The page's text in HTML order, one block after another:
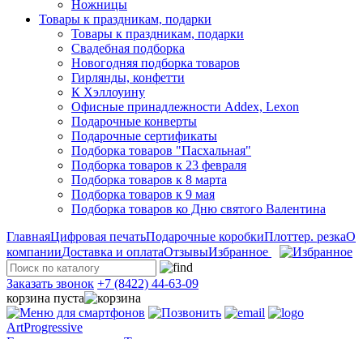
Ножницы
Товары к праздникам, подарки
Товары к праздникам, подарки
Свадебная подборка
Новогодняя подборка товаров
Гирлянды, конфетти
К Хэллоуину
Офисные принадлежности Addex, Lexon
Подарочные конверты
Подарочные сертификаты
Подборка товаров "Пасхальная"
Подборка товаров к 23 февраля
Подборка товаров к 8 марта
Подборка товаров к 9 мая
Подборка товаров ко Дню святого Валентина
ГлавнаяЦифровая печатьПодарочные коробкиПлоттер. резкаО
компанииДоставка и оплатаОтзывыИзбранное
Заказать звонок +7 (8422) 44-63-09
корзина пуста
ArtProgressive